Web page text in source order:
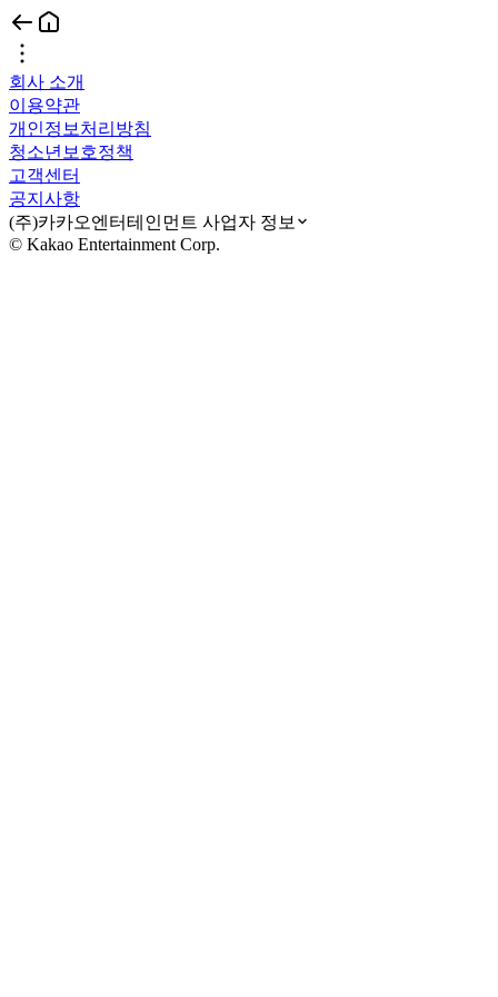
회사 소개
이용약관
개인정보처리방침
청소년보호정책
고객센터
공지사항
(주)카카오엔터테인먼트 사업자 정보
© Kakao Entertainment Corp.